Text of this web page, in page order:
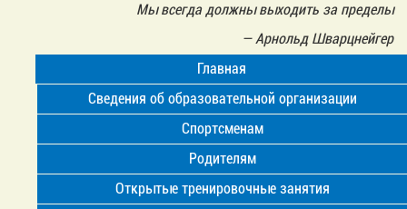
Мы всегда должны выходить за пределы
—Арнольд Шварцнейгер
Главная
Сведения об образовательной организации
Спортсменам
Родителям
Открытые тренировочные занятия